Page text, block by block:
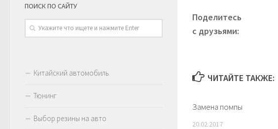
Поделитесь
с друзьями:
ЧИТАЙТЕ ТАКЖЕ:
Замена помпы
20.02.2017
ПОИСК ПО САЙТУ
Китайский автомобиль
Тюнинг
Выбор резины на авто